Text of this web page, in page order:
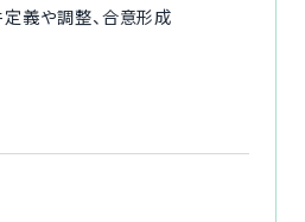
定義や調整、合意形成